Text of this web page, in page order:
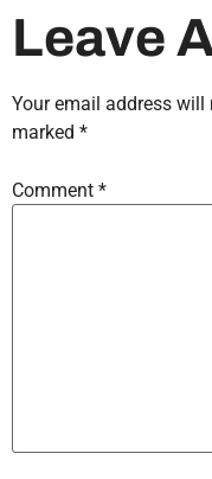
Leave
Your email address will
marked *
Comment *